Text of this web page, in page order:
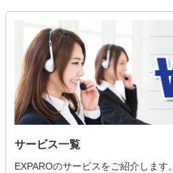
サービス一覧
EXPAROのサービスをご紹介します。